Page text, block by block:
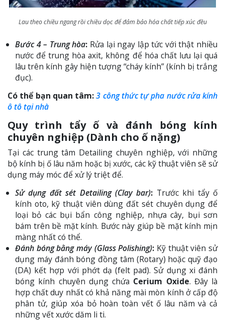
Lau theo chiều ngang rồi chiều dọc để đảm bảo hóa chất tiếp xúc đều
Bước 4 – Trung hòa: Rửa lại ngay lập tức với thật nhiều
nước để trung hòa axit, không để hóa chất lưu lại quá
lâu trên kính gây hiện tượng “cháy kính” (kính bị trắng
đục).
Có thể bạn quan tâm:3 công thức tự pha nước rửa kính
ô tô tại nhà
Quy trình tẩy ố và đánh bóng kính
chuyên nghiệp (Dành cho ố nặng)
Tại các trung tâm Detailing chuyên nghiệp, với những
bộ kính bị ố lâu năm hoặc bị xước, các kỹ thuật viên sẽ sử
dụng máy móc để xử lý triệt để.
Sử dụng đất sét Detailing (Clay bar): Trước khi tẩy ố
kính oto, kỹ thuật viên dùng đất sét chuyên dụng để
loại bỏ các bụi bẩn công nghiệp, nhựa cây, bụi sơn
bám trên bề mặt kính. Bước này giúp bề mặt kính mịn
màng nhất có thể.
Đánh bóng bằng máy (Glass Polishing): Kỹ thuật viên sử
dụng máy đánh bóng đồng tâm (Rotary) hoặc quỹ đạo
(DA) kết hợp với phớt dạ (felt pad). Sử dụng xi đánh
bóng kính chuyên dụng chứa Cerium Oxide. Đây là
hợp chất duy nhất có khả năng mài mòn kính ở cấp độ
phân tử, giúp xóa bỏ hoàn toàn vết ố lâu năm và cả
những vết xước dăm li ti.